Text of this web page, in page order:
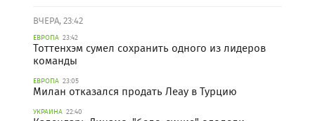
ВЧЕРА, 23:42
ЕВРОПА 23:42
Тоттенхэм сумел сохранить одного из лидеров
команды
ЕВРОПА 23:05
Милан отказался продать Леау в Турцию
УКРАИНА 22:40